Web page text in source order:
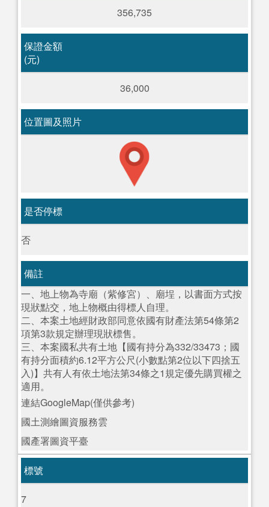
356,735
保證金額
(元)
36,000
位置圖及照片
是否停標
否
備註
一、地上物為寺廟（紫修宮）、廟埕，以書面方式按
現狀點交，地上物概由得標人自理。
二、本案土地經財政部同意依國有財產法第54條第2
項第3款規定辦理現狀標售。
三、本案國私共有土地【國有持分為332/33473；國
有持分面積約6.12平方公尺(小數點第2位以下四捨五
入)】共有人有依土地法第34條之1規定優先購買權之
適用。
連結GoogleMap(僅供參考)
國土測繪圖資服務雲
國產署圖資平臺
標號
7